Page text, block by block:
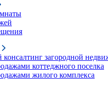
консалтинг загородной
коттеджного поселка
жилого комплекса